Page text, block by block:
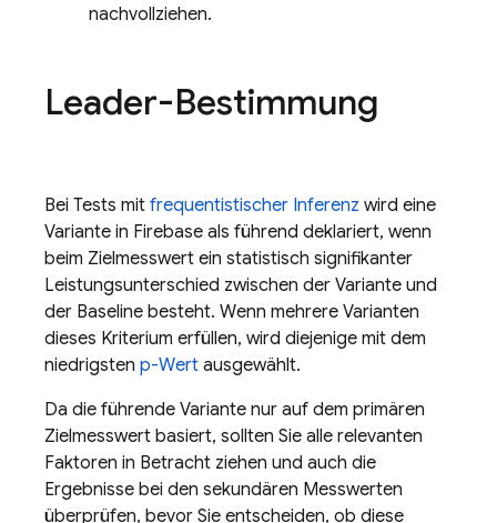
nachvollziehen.
Leader-Bestimmung
Bei Tests mit frequentistischer Inferenz wird eine
Variante in Firebase als führend deklariert, wenn
beim Zielmesswert ein statistisch signifikanter
Leistungsunterschied zwischen der Variante und
der Baseline besteht. Wenn mehrere Varianten
dieses Kriterium erfüllen, wird diejenige mit dem
niedrigsten p-Wert ausgewählt.
Da die führende Variante nur auf dem primären
Zielmesswert basiert, sollten Sie alle relevanten
Faktoren in Betracht ziehen und auch die
Ergebnisse bei den sekundären Messwerten
überprüfen, bevor Sie entscheiden, ob diese